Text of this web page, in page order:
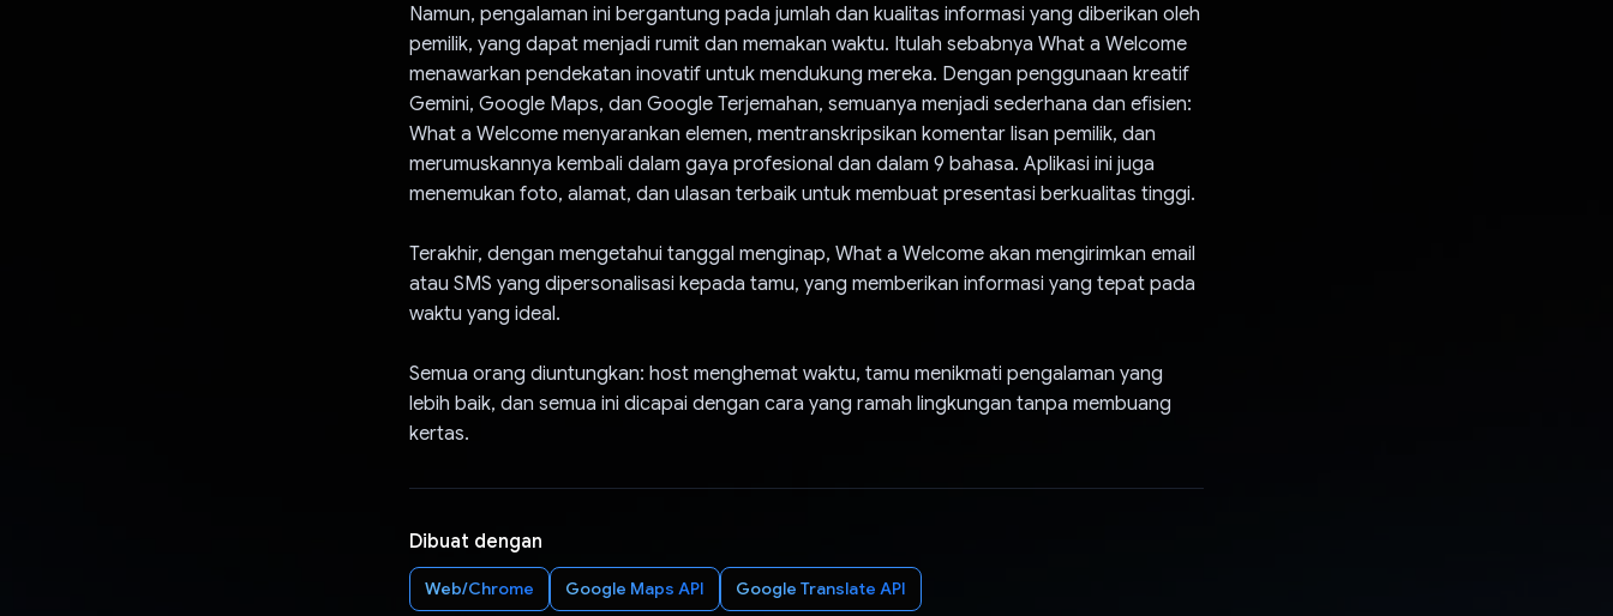
Namun, pengalaman ini bergantung pada jumlah dan kualitas informasi yang diberikan oleh
pemilik, yang dapat menjadi rumit dan memakan waktu. Itulah sebabnya What a Welcome
menawarkan pendekatan inovatif untuk mendukung mereka. Dengan penggunaan kreatif
Gemini, Google Maps, dan Google Terjemahan, semuanya menjadi sederhana dan efisien:
What a Welcome menyarankan elemen, mentranskripsikan komentar lisan pemilik, dan
merumuskannya kembali dalam gaya profesional dan dalam 9 bahasa. Aplikasi ini juga
menemukan foto, alamat, dan ulasan terbaik untuk membuat presentasi berkualitas tinggi.
Terakhir, dengan mengetahui tanggal menginap, What a Welcome akan mengirimkan email
atau SMS yang dipersonalisasi kepada tamu, yang memberikan informasi yang tepat pada
waktu yang ideal.
Semua orang diuntungkan: host menghemat waktu, tamu menikmati pengalaman yang
lebih baik, dan semua ini dicapai dengan cara yang ramah lingkungan tanpa membuang
kertas.
Dibuat dengan
Web/Chrome Google Maps API Google Translate API